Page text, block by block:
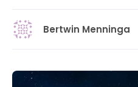
Bertwin Menninga